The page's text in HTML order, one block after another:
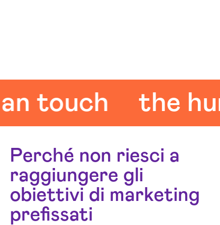
the
Perché non riesci a
raggiungere gli
obiettivi di marketing
prefissati